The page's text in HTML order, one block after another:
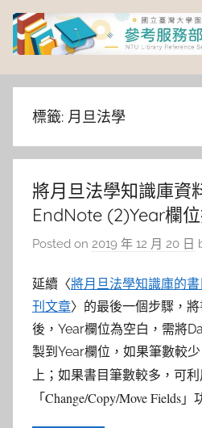
Skip
content
臺
灣
大
學
圖
書
館
參
考
標籤: 月旦法學
將月旦法學知識庫資
EndNote (2)Year欄
Posted on 2019 年 12 月 20 日
延續〈將月旦法學知識庫的
刊文章〉的最後一個步驟，
後，Year欄位為空白，需將
製到Year欄位，如果筆數較
上；如果書目筆數較多，可利
「Change/Copy/Move Fields